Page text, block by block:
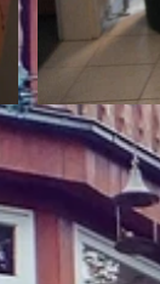
© Touristikzentrum